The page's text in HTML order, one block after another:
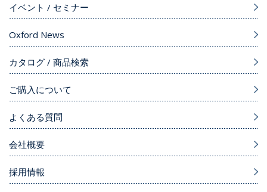
イベント / セミナー
Oxford News
カタログ / 商品検索
ご購入について
よくある質問
会社概要
採用情報